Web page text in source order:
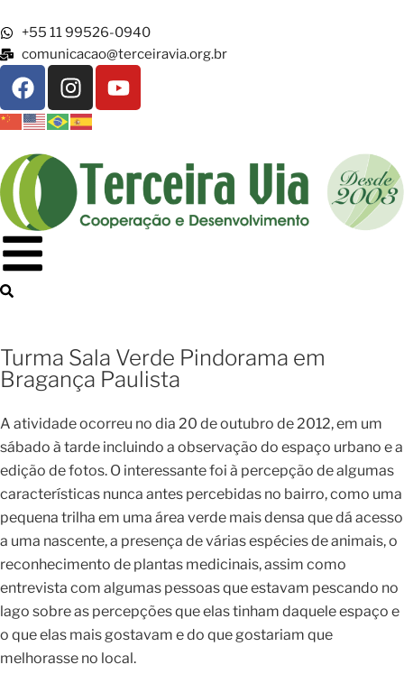
+55 11 99526-0940
comunicacao@terceiravia.org.br
Turma Sala Verde Pindorama em
Bragança Paulista
A atividade ocorreu no dia 20 de outubro de 2012, em um
sábado à tarde incluindo a observação do espaço urbano e a
edição de fotos. O interessante foi à percepção de algumas
características nunca antes percebidas no bairro, como uma
pequena trilha em uma área verde mais densa que dá acesso
a uma nascente, a presença de várias espécies de animais, o
reconhecimento de plantas medicinais, assim como
entrevista com algumas pessoas que estavam pescando no
lago sobre as percepções que elas tinham daquele espaço e
o que elas mais gostavam e do que gostariam que
melhorasse no local.